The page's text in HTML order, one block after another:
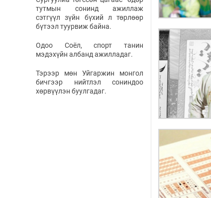
тутмын сонинд ажиллаж
сэтгүүл зүйн бүхий л төрлөөр
бүтээл туурвиж байна.
Одоо Соёл, спорт танин
мэдэхүйн албанд ажилладаг.
Тэрээр мөн Уйгаржин монгол
бичгээр нийтлэл сониндоо
хөрвүүлэн буулгадаг.